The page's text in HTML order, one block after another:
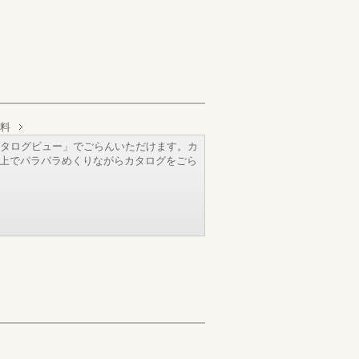
ログビュー」でごらんいただけます。カ
でパラパラめくりながらカタログをごら